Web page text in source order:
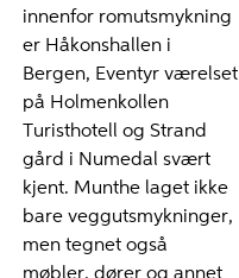
innenfor romutsmykning
er Håkonshallen i
Bergen, Eventyr værelset
på Holmenkollen
Turisthotell og Strand
gård i Numedal svært
kjent. Munthe laget ikke
bare veggutsmykninger,
men tegnet også
møbler, dører og annet